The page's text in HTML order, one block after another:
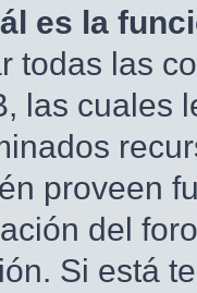
es la
todas las
las cuales
proveen
del
Si está